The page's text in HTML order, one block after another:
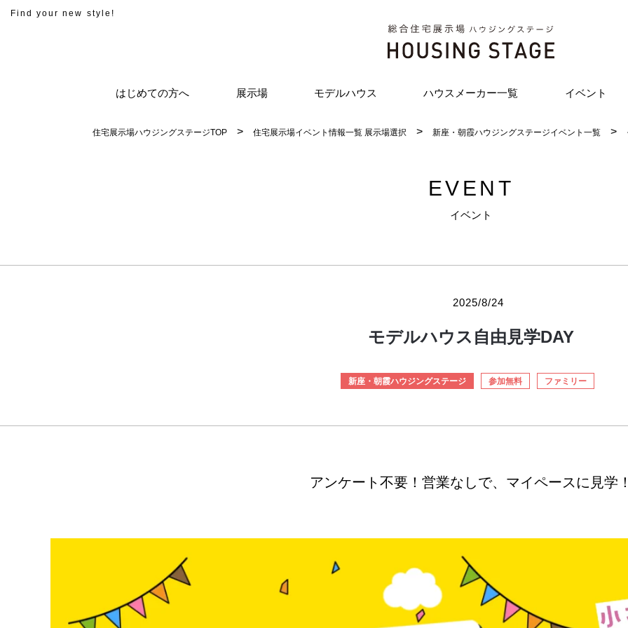
Find your new style!
はじめての方へ 展示場 モデルハウス ハウスメーカー一覧 イベント
住宅展示場ハウジングステージTOP 住宅展示場イベント情報一覧 展示場選択 新座・朝霞ハウジングステージイベント一覧
EVENT
イベント
2025/8/24
モデルハウス自由見学DAY
新座・朝霞ハウジングステージ 参加無料 ファミリー
アンケート不要！営業なしで、マイペースに見学